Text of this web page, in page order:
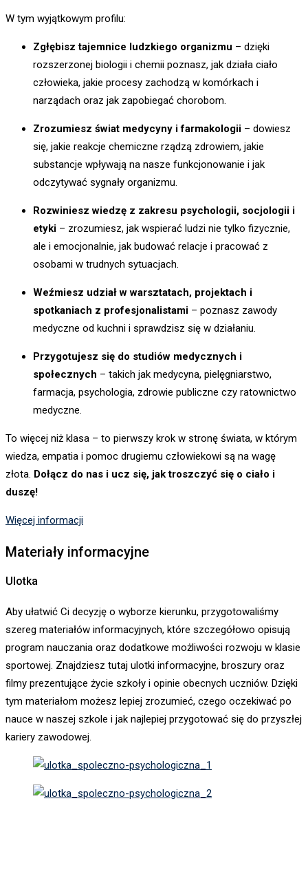
W tym wyjątkowym profilu:
Zgłębisz tajemnice ludzkiego organizmu – dzięki
rozszerzonej biologii i chemii poznasz, jak działa ciało
człowieka, jakie procesy zachodzą w komórkach i
narządach oraz jak zapobiegać chorobom.
Zrozumiesz świat medycyny i farmakologii – dowiesz
się, jakie reakcje chemiczne rządzą zdrowiem, jakie
substancje wpływają na nasze funkcjonowanie i jak
odczytywać sygnały organizmu.
Rozwiniesz wiedzę z zakresu psychologii, socjologii i
etyki – zrozumiesz, jak wspierać ludzi nie tylko fizycznie,
ale i emocjonalnie, jak budować relacje i pracować z
osobami w trudnych sytuacjach.
Weźmiesz udział w warsztatach, projektach i
spotkaniach z profesjonalistami – poznasz zawody
medyczne od kuchni i sprawdzisz się w działaniu.
Przygotujesz się do studiów medycznych i
społecznych – takich jak medycyna, pielęgniarstwo,
farmacja, psychologia, zdrowie publiczne czy ratownictwo
medyczne.
To więcej niż klasa – to pierwszy krok w stronę świata, w którym
wiedza, empatia i pomoc drugiemu człowiekowi są na wagę
złota. Dołącz do nas i ucz się, jak troszczyć się o ciało i
duszę!
Więcej informacji
Materiały informacyjne
Ulotka
Aby ułatwić Ci decyzję o wyborze kierunku, przygotowaliśmy
szereg materiałów informacyjnych, które szczegółowo opisują
program nauczania oraz dodatkowe możliwości rozwoju w klasie
sportowej. Znajdziesz tutaj ulotki informacyjne, broszury oraz
filmy prezentujące życie szkoły i opinie obecnych uczniów. Dzięki
tym materiałom możesz lepiej zrozumieć, czego oczekiwać po
nauce w naszej szkole i jak najlepiej przygotować się do przyszłej
kariery zawodowej.